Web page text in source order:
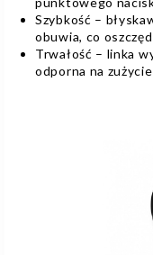
Szybkość –
obuwia, co
Trwałość – linka
odporna na